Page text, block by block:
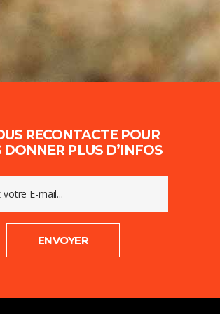
RECONTACTE POUR
DONNER PLUS D’INFOS